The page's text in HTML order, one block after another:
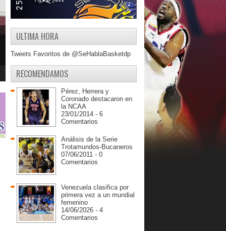
ULTIMA HORA
Tweets Favoritos de @SeHablaBasketdp
RECOMENDAMOS
Pérez, Herrera y
Coronado destacaron en
la NCAA
23/01/2014 - 6
Comentarios
Análisis de la Serie
Trotamundos-Bucaneros
07/06/2011 - 0
Comentarios
Venezuela clasifica por
primera vez a un mundial
femenino
14/06/2026 - 4
Comentarios